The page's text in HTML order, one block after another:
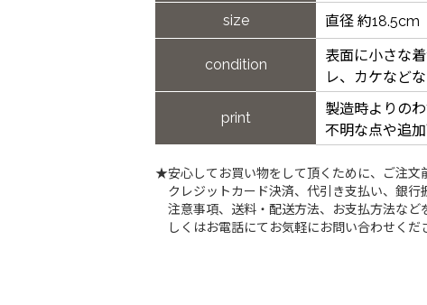
size 直径 約18.5cm
condition
表面に小さな
レ、カケなど
print
製造時よりの
不明な点や追
★安心してお買い物をして頂くために、ご注文
クレジットカード決済、代引き支払い、銀行
注意事項、送料・配送方法、お支払方法な
しくはお電話にてお気軽にお問い合わせくだ